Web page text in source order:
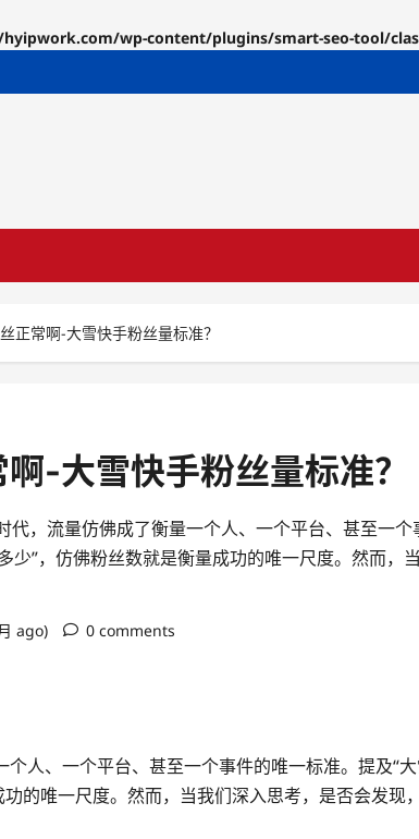
wp-content/plugins/smart-seo-tool/
正常啊-大雪快手粉丝量标准？
-大雪快手粉丝量标准？
代，流量仿佛成了衡量一个人、一个平台、甚至一
少”，仿佛粉丝数就是衡量成功的唯一尺度。然而，
ago) 0 comments
人、一个平台、甚至一个事件的唯一标准。提及“
的唯一尺度。然而，当我们深入思考，是否会发现